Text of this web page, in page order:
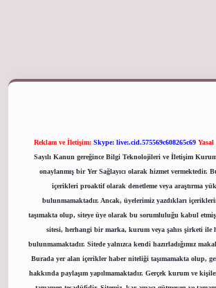
Reklam ve İletişim: Skype: live:.cid.575569c608265c69 Yasal
Sayılı Kanun gereğince Bilgi Teknolojileri ve İletişim
onaylanmış bir Yer Sağlayıcı olarak hizmet vermektedir.
içerikleri proaktif olarak denetleme veya araştırma
bulunmamaktadır. Ancak, üyelerimiz yazdıkları
taşımakta olup, siteye üye olarak bu sorumluluğu kabul
sitesi, herhangi bir marka, kurum veya şahıs şirketi ile
bulunmamaktadır. Sitede yalnızca kendi hazırladığımız
Burada yer alan içerikler haber niteliği taşımamakta olup,
hakkında paylaşım yapılmamaktadır. Gerçek kurum ve